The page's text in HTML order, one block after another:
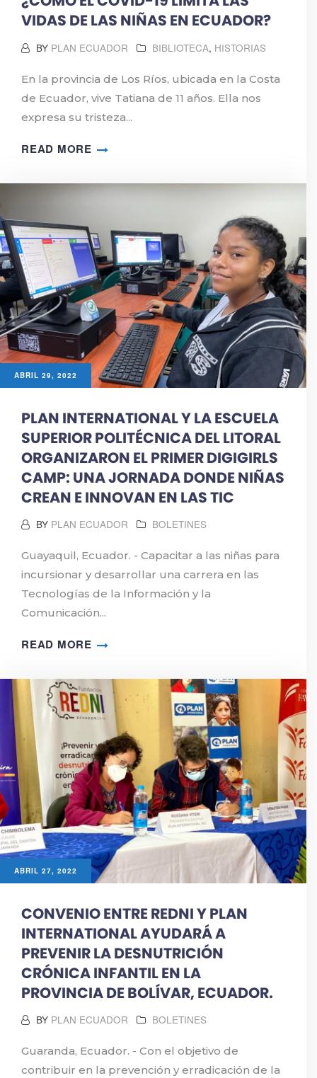
VIDAS DE LAS NIÑAS EN ECUADOR?
BY PLAN ECUADOR BIBLIOTECA, HISTORIAS
En la provincia de Los Ríos, ubicada en la Costa
de Ecuador, vive Tatiana de 11 años. Ella nos
expresa su tristeza...
READ MORE
ABRIL 29, 2022
PLAN INTERNATIONAL Y LA ESCUELA
SUPERIOR POLITÉCNICA DEL LITORAL
ORGANIZARON EL PRIMER DIGIGIRLS
CAMP: UNA JORNADA DONDE NIÑAS
CREAN E INNOVAN EN LAS TIC
BY PLAN ECUADOR BOLETINES
Guayaquil, Ecuador. - Capacitar a las niñas para
incursionar y desarrollar una carrera en las
Tecnologías de la Información y la
Comunicación...
READ MORE
ABRIL 27, 2022
CONVENIO ENTRE REDNI Y PLAN
INTERNATIONAL AYUDARÁ A
PREVENIR LA DESNUTRICIÓN
CRÓNICA INFANTIL EN LA
PROVINCIA DE BOLÍVAR, ECUADOR.
BY PLAN ECUADOR BOLETINES
Guaranda, Ecuador. - Con el objetivo de
contribuir en la prevención y erradicación de la